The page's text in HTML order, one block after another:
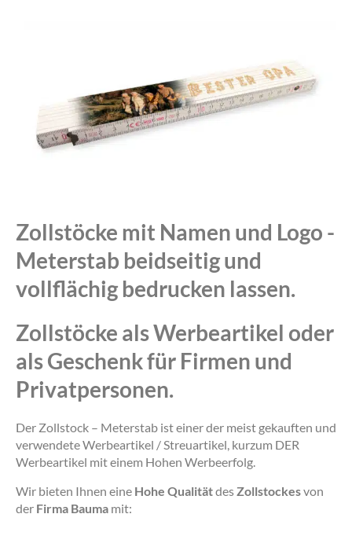
Zollstöcke mit Namen und Logo -
Meterstab beidseitig und
vollflächig bedrucken lassen.
Zollstöcke als Werbeartikel oder
als Geschenk für Firmen und
Privatpersonen.
Der Zollstock – Meterstab ist einer der meist gekauften und
verwendete Werbeartikel / Streuartikel, kurzum DER
Werbeartikel mit einem Hohen Werbeerfolg.
Wir bieten Ihnen eine Hohe Qualitätdes Zollstockesvon
der Firma Bauma mit: